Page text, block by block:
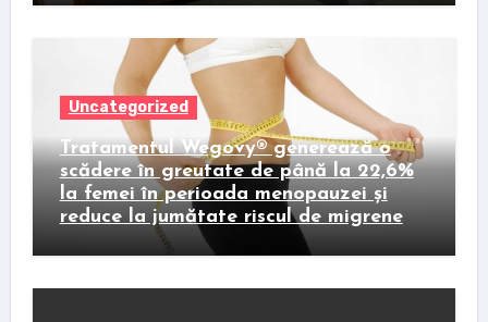
Uncategorized
Tratamentul Wegovy® generează o
scădere în greutate de până la 22,6%
la femei în perioada menopauzei și
reduce la jumătate riscul de migrene